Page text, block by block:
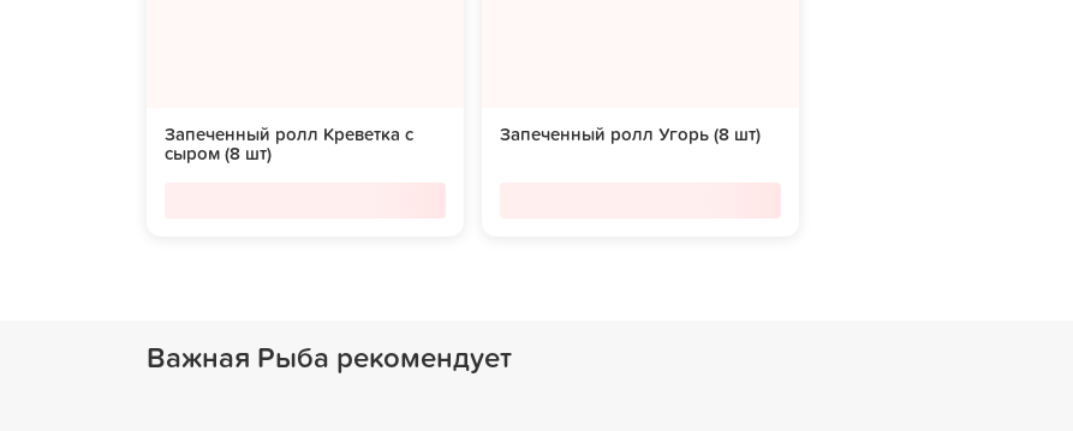
Запеченный ролл Креветка с
сыром (8 шт)
Запеченный ролл Угорь (8 шт)
Важная Рыба рекомендует